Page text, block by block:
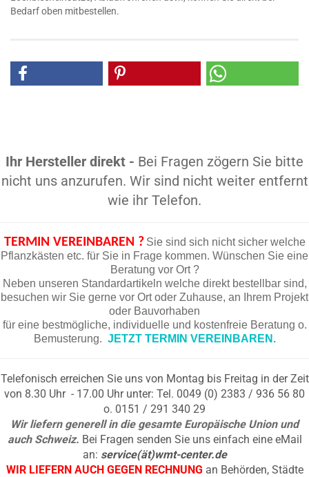
Bedarf oben mitbestellen.
Ihr Hersteller direkt - Bei Fragen zögern Sie bitte
nicht uns anzurufen. Wir sind nicht weiter entfernt
wie ihr Telefon.
TERMIN VEREINBAREN ? Sie sind sich nicht sicher welche
Pflanzkästen etc. für Sie in Frage kommen. Wünschen Sie eine
Beratung vor Ort ?
Neben unseren Standardartikeln welche direkt bestellbar sind,
besuchen wir Sie gerne vor Ort oder Zuhause, an Ihrem Projekt
oder Bauvorhaben
für eine bestmögliche, individuelle und kostenfreie Beratung o.
Bemusterung. JETZT TERMIN VEREINBAREN.
Telefonisch erreichen Sie uns von Montag bis Freitag in der Zeit
von 8.30 Uhr - 17.00 Uhr unter: Tel. 0049 (0) 2383 / 936 56 80
o. 0151 / 291 340 29
Wir liefern generell in die gesamte Europäische Union und
auch Schweiz. Bei Fragen senden Sie uns einfach eine eMail
an: service(ät)wmt-center.de
WIR LIEFERN AUCH GEGEN RECHNUNG an Behörden, Städte